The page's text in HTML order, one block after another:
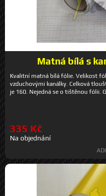
Matná bílá s
Kvalitní matná bílá fólie. Velikost
vzduchovými kanálky. Celková
je 160. Nejedná se o tištěnou fólii.
335 Kč
Na objednání